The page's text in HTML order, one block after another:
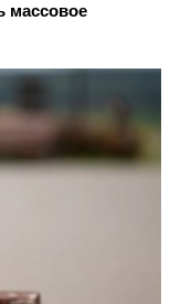
массовое